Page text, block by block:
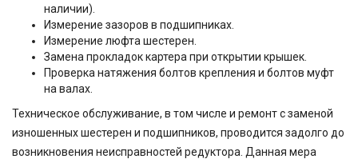
наличии).
Измерение зазоров в подшипниках.
Измерение люфта шестерен.
Замена прокладок картера при открытии крышек.
Проверка натяжения болтов крепления и болтов муфт
на валах.
Техническое обслуживание, в том числе и ремонт с заменой
изношенных шестерен и подшипников, проводится задолго до
возникновения неисправностей редуктора. Данная мера